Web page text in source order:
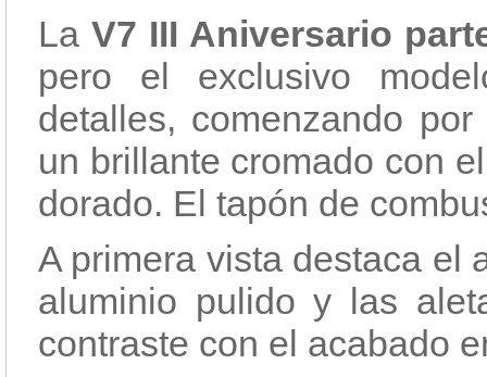
La V7 III Aniversario
pero el exclusivo
detalles, comenzando
un brillante cromado con
dorado. El tapón de
A primera vista destaca el
aluminio pulido y las
contraste con el acabado